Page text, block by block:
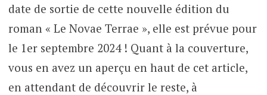
date de sortie de cette nouvelle édition du
roman « Le Novae Terrae », elle est prévue pour
le 1er septembre 2024 ! Quant à la couverture,
vous en avez un aperçu en haut de cet article,
en attendant de découvrir le reste, à